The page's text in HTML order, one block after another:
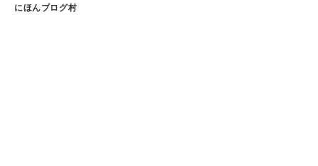
にほんブログ村